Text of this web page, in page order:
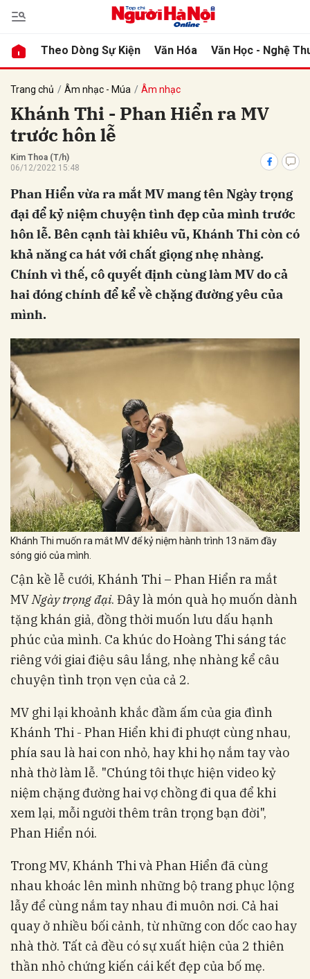
Theo Dòng Sự Kiện Văn Hóa Văn Học - Nghệ
Trang chủ Âm nhạc - Múa Âm nhạc
Khánh Thi - Phan Hiển ra MV
trước hôn lễ
Kim Thoa (T/h)
06/12/2022 15:48
Phan Hiển vừa ra mắt MV mang tên Ngày trọng
đại để kỷ niệm chuyện tình đẹp của mình trước
hôn lễ. Bên cạnh tài khiêu vũ, Khánh Thi còn có
khả năng ca hát với chất giọng nhẹ nhàng.
Chính vì thế, cô quyết định cùng làm MV do cả
hai đóng chính để kể về chặng đường yêu của
mình.
Khánh Thi muốn ra mắt MV để kỷ niệm hành trình 13 năm đầy
sóng gió của mình.
Cận kề lễ cưới, Khánh Thi – Phan Hiển ra mắt
MVNgày trọng đại. Đây là món quà họ muốn dành
tặng khán giả, đồng thời muốn lưu dấu hạnh
phúc của mình. Ca khúc do Hoàng Thi sáng tác
riêng với giai điệu sâu lắng, nhẹ nhàng kể câu
chuyện tình trọn vẹn của cả 2.
MV ghi lại khoảnh khắc đầm ấm của gia đình
Khánh Thi - Phan Hiển khi đi phượt cùng nhau,
phía sau là hai con nhỏ, hay khi họ nắm tay vào
nhà thờ làm lễ. "Chúng tôi thực hiện video kỷ
niệm chặng đường hai vợ chồng đi qua để khi
xem lại, mỗi người thêm trân trọng bạn đời",
Phan Hiển nói.
Trong MV, Khánh Thi và Phan Hiển đã cùng
nhau khoác lên mình những bộ trang phục lộng
lẫy để cùng nắm tay nhau đi muôn nơi. Cả hai
quay ở nhiều bối cảnh, từ những con dốc cao hay
nhà thờ. Tất cả đều có sự xuất hiện của 2 thiên
thần nhỏ chứng kiến cái kết đẹp của bố mẹ.
luận
Hủy